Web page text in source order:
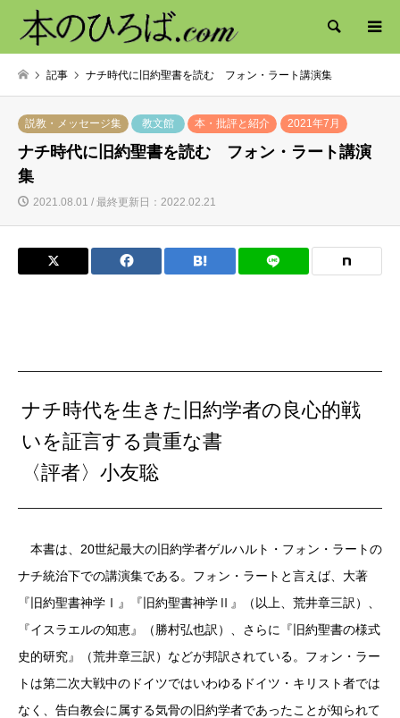
検索
記事 ナチ時代に旧約聖書を読む フォン・ラート講演集
説教・メッセージ集 教文館 本・批評と紹介 2021年7月
ナチ時代に旧約聖書を読む フォン・ラート講演
集
2021.08.01 / 最終更新日：2022.02.21
ナチ時代を生きた旧約学者の良心的戦
いを証言する貴重な書
〈評者〉小友聡
本書は、20世紀最大の旧約学者ゲルハルト・フォン・ラートの
ナチ統治下での講演集である。フォン・ラートと言えば、大著
『旧約聖書神学Ⅰ』『旧約聖書神学Ⅱ』（以上、荒井章三訳）、
『イスラエルの知恵』（勝村弘也訳）、さらに『旧約聖書の様式
史的研究』（荒井章三訳）などが邦訳されている。フォン・ラー
トは第二次大戦中のドイツではいわゆるドイツ・キリスト者では
なく、告白教会に属する気骨の旧約学者であったことが知られて